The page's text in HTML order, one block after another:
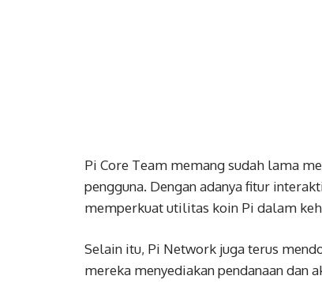
Pi Core Team memang sudah lama
pengguna. Dengan adanya fitur
memperkuat utilitas koin Pi dalam
Selain itu, Pi Network juga terus
mereka menyediakan pendanaan dan